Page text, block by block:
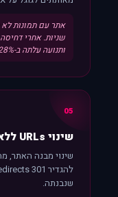
ותנועה עלתה ב-28% תוך 6 שבועות.
05
שינוי URLs ללא הפניות
שינוי מבנה האתר,
שנבנתה.